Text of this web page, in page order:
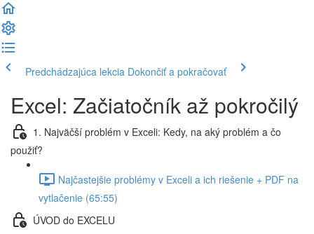
Predchádzajúca lekcia Dokončiť a pokračovať
Excel: Začiatočník až pokročilý
1. Najväčší problém v Exceli: Kedy, na aký problém a čo
použiť?
Najčastejšie problémy v Exceli a ich riešenie + PDF na
vytlačenie (65:55)
ÚVOD do EXCELU